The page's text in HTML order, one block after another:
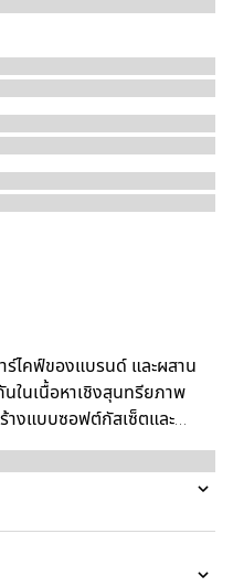
ไคฟ์ของแบรนด์ และผสาน
ในเนื้อหาเชิงสุนทรียภาพ
างแบบซอฟต์กัสเซ็ตและ
องไทเกอร์เฮดสัญลักษณ์และ
งของแต่ละสไตล์เพื่อให้ได้รูป